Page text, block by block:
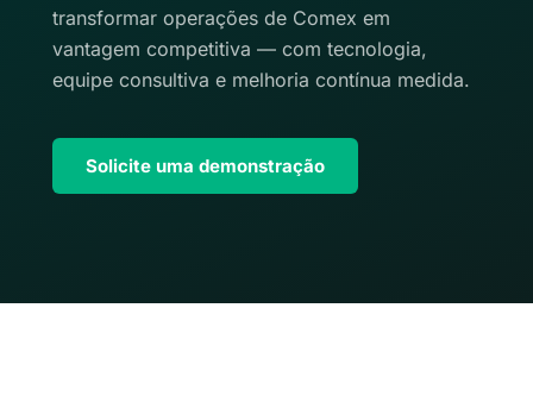
transformar operações de Comex em
vantagem competitiva — com tecnologia,
equipe consultiva e melhoria contínua medida.
Solicite uma demonstração